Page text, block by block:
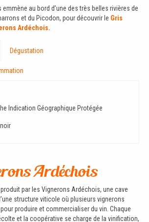
emmène au bord d’une des très belles rivières de
et du Picodon, pour découvrir le Gris
Ardéchois.
Dégustation
Indication Géographique Protégée
Ardéchois
produit par les Vignerons Ardéchois, une cave
structure viticole où plusieurs vignerons
produire et commercialiser du vin. Chaque
et la coopérative se charge de la vinification,